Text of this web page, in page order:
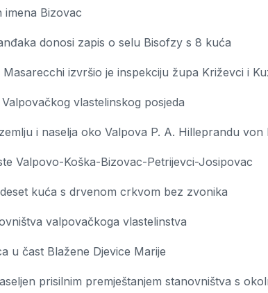
imena Bizovac
donosi zapis o selu Bisofzy s 8 kuća
izvršio je inspekciju župa Križevci i
vlastelinskog posjeda
i naselja oko Valpova P. A. Hilleprandu von
Valpovo-Koška-Bizovac-Petrijevci-Josipovac
kuća s drvenom crkvom bez zvonika
valpovačkoga vlastelinstva
u čast Blažene Djevice Marije
prisilnim premještanjem stanovništva s